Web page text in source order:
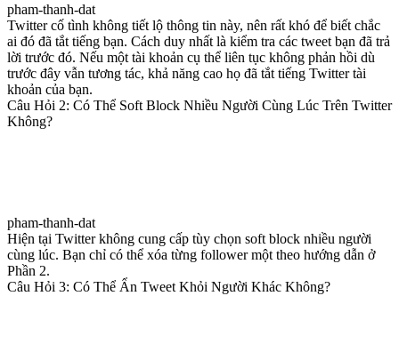
pham-thanh-dat
Twitter cố tình không tiết lộ thông tin này, nên rất khó để biết chắc
ai đó đã tắt tiếng bạn. Cách duy nhất là kiểm tra các tweet bạn đã trả
lời trước đó. Nếu một tài khoản cụ thể liên tục không phản hồi dù
trước đây vẫn tương tác, khả năng cao họ đã tắt tiếng Twitter tài
khoản của bạn.
Câu Hỏi 2: Có Thể Soft Block Nhiều Người Cùng Lúc Trên Twitter
Không?
pham-thanh-dat
Hiện tại Twitter không cung cấp tùy chọn soft block nhiều người
cùng lúc. Bạn chỉ có thể xóa từng follower một theo hướng dẫn ở
Phần 2.
Câu Hỏi 3: Có Thể Ẩn Tweet Khỏi Người Khác Không?